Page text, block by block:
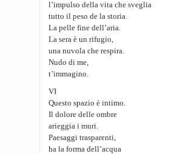
l’impulso della vita che sveglia
tutto il peso de la storia.
La pelle fine dell’aria.
La sera è un rifugio,
una nuvola che respira.
Nudo di me,
t’immagino.
VI
Questo spazio è intimo.
Il dolore delle ombre
arieggia i muri.
Paesaggi trasparenti,
ha la forma dell’acqua